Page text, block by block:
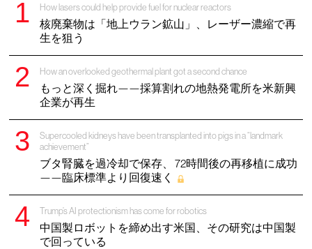
How lasers could help provide fuel for nuclear reactors
核廃棄物は「地上ウラン鉱山」、レーザー濃縮で再
生を狙う
How an overlooked geothermal plant got a second chance
もっと深く掘れ——採算割れの地熱発電所を米新興
企業が再生
Supercooled kidneys have been transplanted into pigs in a “landmark
achievement”
ブタ腎臓を過冷却で保存、 72時間後の再移植に成功
——臨床標準より回復速く
Trump’s AI protectionism has come for robotics
中国製ロボットを締め出す米国、その研究は中国製
で回っている